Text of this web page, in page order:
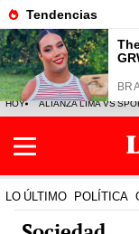
HOY ALIANZA LIMA VS
LO ÚLTIMO POLÍTICA